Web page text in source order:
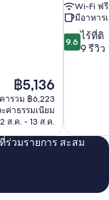
ราคา
ปัจจุบัน
คือ
฿5,136
฿5,136
ารวม ฿6,223
ค่าธรรมเนียม
ส.ค. - 13 ส.ค.
Wi-Fi ฟรี
มีอาหาร
9.6
จาก
รีวิว
9.6 ไร้ที่ติ
9 รีวิว
ร่วมรายการ สะสม